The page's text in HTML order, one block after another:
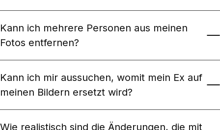
Kann ich mehrere Personen aus meinen
Fotos entfernen?
Kann ich mir aussuchen, womit mein Ex auf
meinen Bildern ersetzt wird?
Wie realistisch sind die Änderungen, die mit